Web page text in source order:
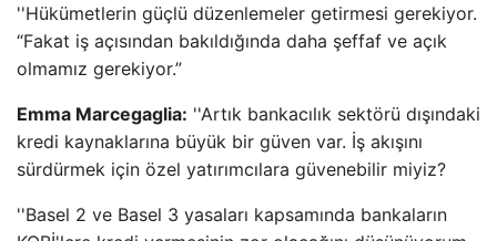
''Hükümetlerin güçlü düzenlemeler getirmesi gerekiyor.
“Fakat iş açısından bakıldığında daha şeffaf ve açık
olmamız gerekiyor.”
Emma Marcegaglia: ''Artık bankacılık sektörü dışındaki
kredi kaynaklarına büyük bir güven var. İş akışını
sürdürmek için özel yatırımcılara güvenebilir miyiz?
''Basel 2 ve Basel 3 yasaları kapsamında bankaların